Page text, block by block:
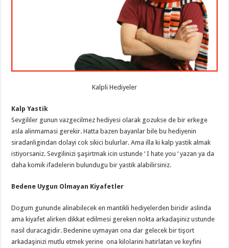
Kalpli Hediyeler
Kalp Yastik
Sevgililer gunun vazgecilmez hediyesi olarak gozukse de bir erkege
asla alinmamasi gerekir. Hatta bazen bayanlar bile bu hediyenin
siradanligindan dolayi cok sikici bulurlar. Ama illa ki kalp yastik almak
istiyorsaniz. Sevgilinizi şaşirtmak icin ustunde ‘ I hate you ‘ yazan ya da
daha komik ifadelerin bulundugu bir yastik alabilirsiniz.
Bedene Uygun Olmayan Kiyafetler
Dogum gununde alinabilecek en mantikli hediyelerden biridir aslinda
ama kiyafet alirken dikkat edilmesi gereken nokta arkadaşiniz ustunde
nasil duracagidir. Bedenine uymayan ona dar gelecek bir tişort
arkadaşinizi mutlu etmek yerine ona kilolarini hatirlatan ve keyfini